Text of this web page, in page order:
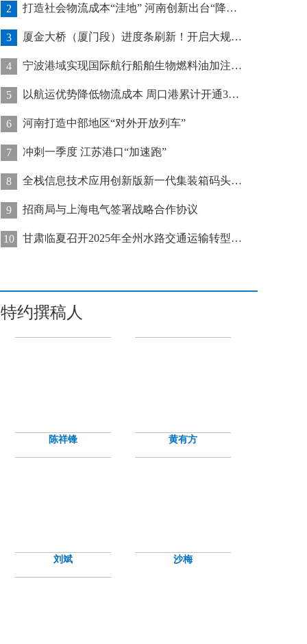
2 打造社会物流成本“洼地” 河南创新出台“降本16条”
3 厦金大桥（厦门段）进度条刷新！开启大规模桥梁装配化施工新阶段
4 宁波港域实现国际航行船舶生物燃料油加注“零突破”
5 以航运优势降低物流成本 周口港累计开通32条集装箱航线
6 河南打造中部地区“对外开放列车”
7 冲刺一季度 江苏港口“加速跑”
8 全栈信息技术应用创新版新一代集装箱码头管控系统在天津港上线运行
9 招商局与上海电气签署战略合作协议
10 甘肃临夏召开2025年全州水路交通运输转型发展推进会
特约撰稿人
陈祥锋 黄有方
刘斌 沙梅